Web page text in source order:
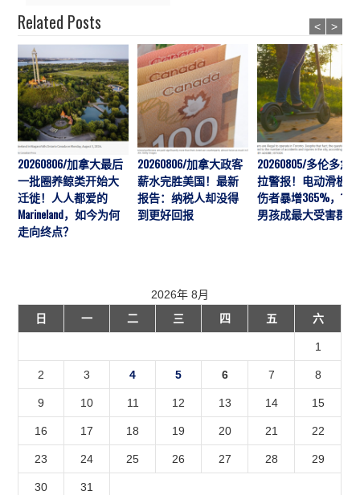
Related Posts
20260806/加拿大最后
一批圈养鲸类开始大
迁徙！人人都爱的
Marineland，如今为何
走向终点？
20260806/加拿大政客
薪水完胜美国！最新
报告：纳税人却没得
到更好回报
20260805/多伦多急
拉警报！电动滑板车
伤者暴增365%，10
男孩成最大受害群体
< >
2026年 8月
日
一 二 三 四 五 六
1
2 3 4 5 6 7 8
9 10 11 12 13 14 15
16 17 18 19 20 21 22
23 24 25 26 27 28 29
30
31